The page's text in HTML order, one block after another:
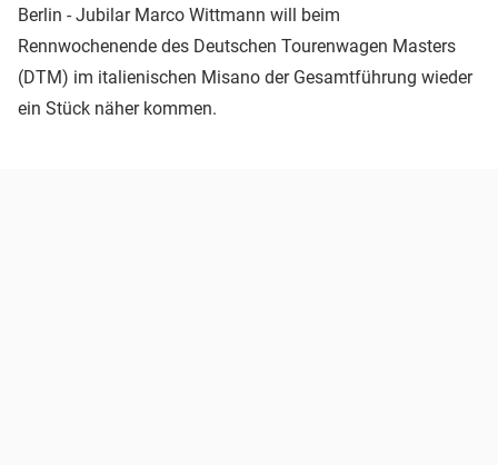
Berlin - Jubilar Marco Wittmann will beim
Rennwochenende des Deutschen Tourenwagen Masters
(DTM) im italienischen Misano der Gesamtführung wieder
ein Stück näher kommen.